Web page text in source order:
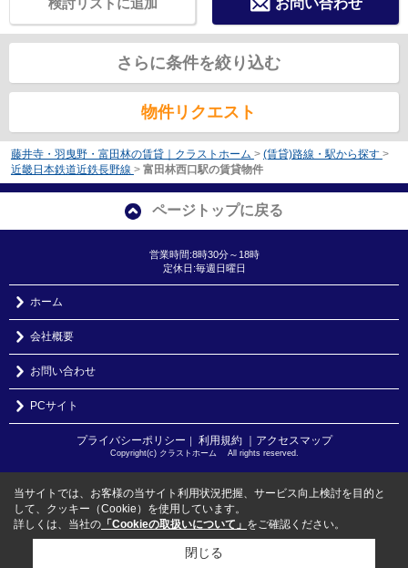
お問い合わせ
検討リストに追加
さらに条件を絞り込む
物件リクエスト
藤井寺・羽曳野・富田林の賃貸｜クラストホーム > (賃貸)路線・駅から探す >
近畿日本鉄道近鉄長野線 > 富田林西口駅の賃貸物件
ページトップに戻る
営業時間:8時30分～18時
定休日:毎週日曜日
ホーム
会社概要
お問い合わせ
PCサイト
プライバシーポリシー ｜ 利用規約 ｜アクセスマップ
Copyright(c) クラストホーム All rights reserved.
当サイトでは、お客様の当サイト利用状況把握、サービス向上検討を目的と
して、クッキー（Cookie）を使用しています。
詳しくは、当社の 「Cookieの取扱いについて」 をご確認ください。
閉じる